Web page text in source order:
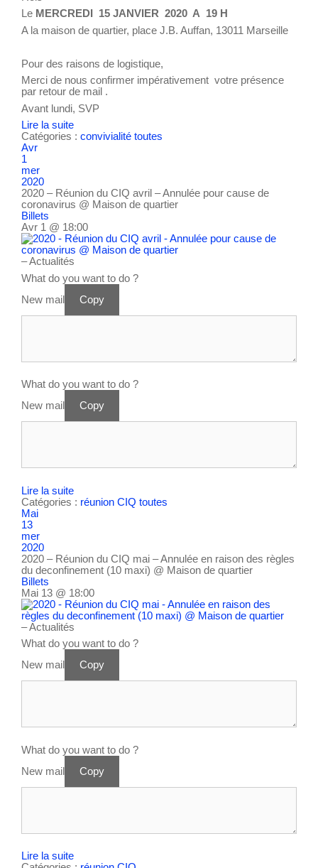
Le MERCREDI 15 JANVIER 2020 A 19 H
A la maison de quartier, place J.B. Auffan, 13011 Marseille
Pour des raisons de logistique,
Merci de nous confirmer impérativement votre présence
par retour de mail .
Avant lundi, SVP
Lire la suite
Catégories : convivialité toutes
Avr
1
mer
2020
2020 – Réunion du CIQ avril – Annulée pour cause de
coronavirus @ Maison de quartier
Billets
Avr 1 @ 18:00
– Actualités
What do you want to do ?
New mail
Copy
What do you want to do ?
New mail
Copy
Lire la suite
Catégories : réunion CIQ toutes
Mai
13
mer
2020
2020 – Réunion du CIQ mai – Annulée en raison des règles
du deconfinement (10 maxi) @ Maison de quartier
Billets
Mai 13 @ 18:00
– Actualités
What do you want to do ?
New mail
Copy
What do you want to do ?
New mail
Copy
Lire la suite